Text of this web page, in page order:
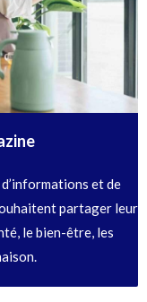
et de
partager leur
le bien-être, les